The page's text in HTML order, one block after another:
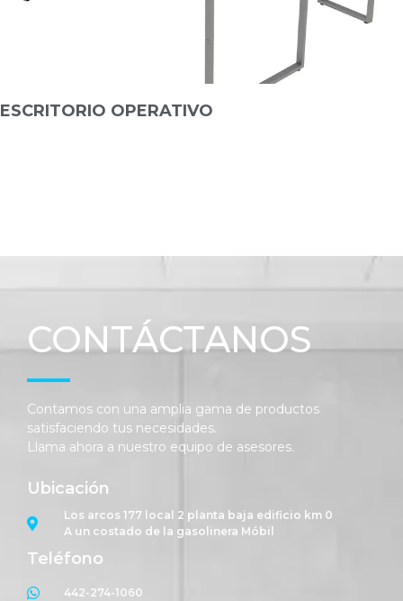
ESCRITORIO OPERATIVO
CONTÁCTANOS
Contamos con una amplia gama de productos
satisfaciendo tus necesidades.
Llama ahora a nuestro equipo de asesores.
Ubicación
Los arcos 177 local 2 planta baja edificio km 0
A un costado de la gasolinera Móbil
Teléfono
442-274-1060